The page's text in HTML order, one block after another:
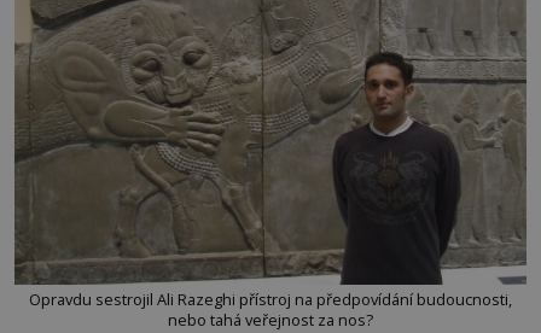
Opravdu sestrojil Ali Razeghi přístroj na předpovídání budoucnosti,
nebo tahá veřejnost za nos?